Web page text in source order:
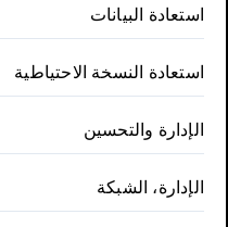
استعادة البيانات
استعادة النسخة الاحتياطية
الإدارة والتحسين
الإدارة، الشبكة